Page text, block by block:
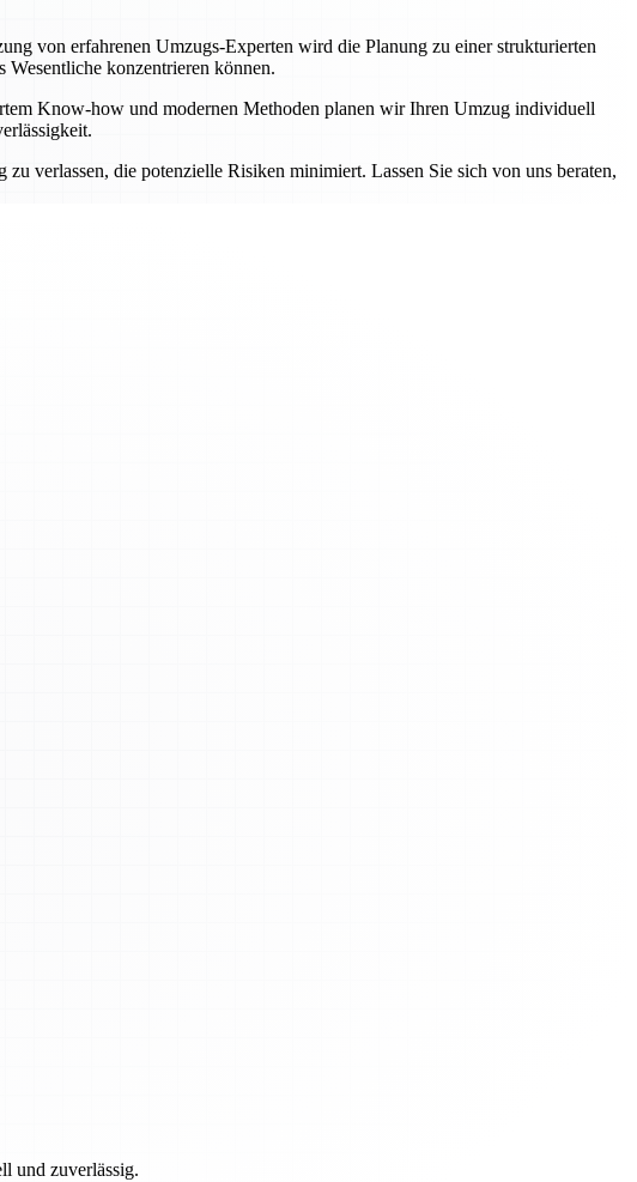
von erfahrenen Umzugs-Experten wird die Planung zu einer strukturierten
konzentrieren können.
Know-how und modernen Methoden planen wir Ihren Umzug individuell
verlassen, die potenzielle Risiken minimiert. Lassen Sie sich von uns beraten,
und zuverlässig.